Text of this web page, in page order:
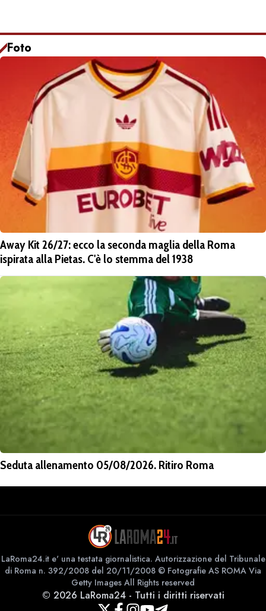
Foto
Away Kit 26/27: ecco la seconda maglia della Roma
ispirata alla Pietas. C'è lo stemma del 1938
Seduta allenamento 05/08/2026. Ritiro Roma
LaRoma24.it e' una testata giornalistica. Autorizzazione del Tribunale
di Roma n. 392/2008 del 20/11/2008 © Fotografie AS ROMA Via
Getty Images All Rights reserved
© 2026 LaRoma24- Tutti i diritti riservati